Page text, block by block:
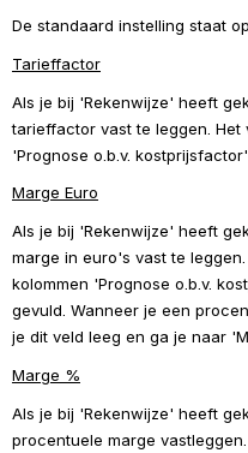
De standaard instelling staat
Tarieffactor
Als je bij 'Rekenwijze' heeft
tarieffactor vast te leggen.
'Prognose o.b.v.
Marge Euro
Als je bij 'Rekenwijze' heeft
marge in euro's vast te
kolommen 'Prognose o.b.v.
gevuld. Wanneer je een
je dit veld leeg en ga je naar
Marge %
Als je bij 'Rekenwijze' heeft
procentuele marge